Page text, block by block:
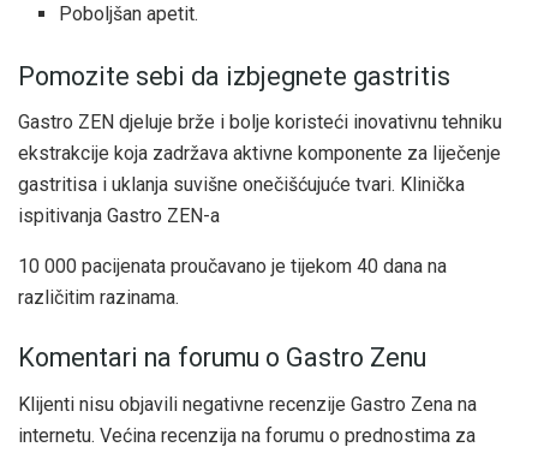
Poboljšan apetit.
Pomozite sebi da izbjegnete gastritis
Gastro ZEN djeluje brže i bolje koristeći inovativnu tehniku
ekstrakcije koja zadržava aktivne komponente za liječenje
gastritisa i uklanja suvišne onečišćujuće tvari. Klinička
ispitivanja Gastro ZEN-a
10 000 pacijenata proučavano je tijekom 40 dana na
različitim razinama.
Komentari na forumu o Gastro Zenu
Klijenti nisu objavili negativne recenzije Gastro Zena na
internetu. Većina recenzija na forumu o prednostima za